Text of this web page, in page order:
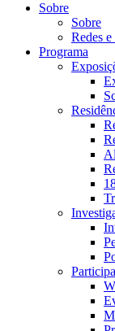
Sobre
Sobre
Redes
Programa